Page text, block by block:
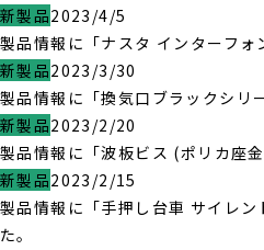
新製品2023/4/5
製品情報に「ナスタ インターフォ
新製品2023/3/30
製品情報に「換気口ブラックシリ
新製品2023/2/20
製品情報に「波板ビス (ポリカ座
新製品2023/2/15
製品情報に「手押し台車 サイレ
た。